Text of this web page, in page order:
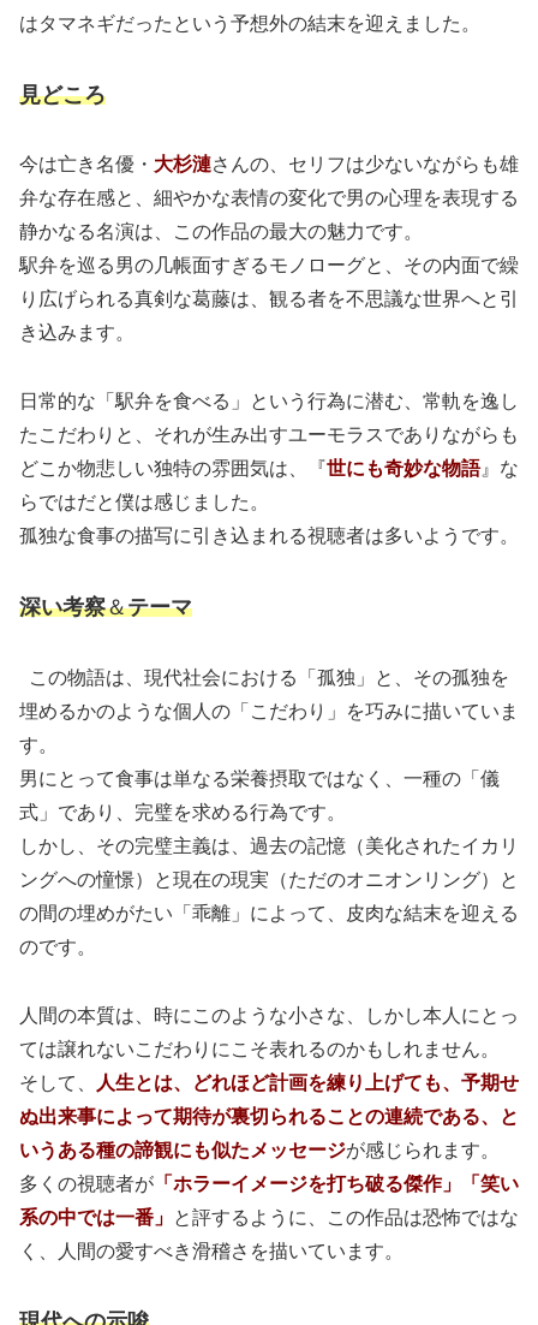
はタマネギだったという予想外の結末を迎えました。
見どころ
今は亡き名優・ 大杉漣さんの、セリフは少ないながらも雄
弁な存在感と、細やかな表情の変化で男の心理を表現する
静かなる名演は、この作品の最大の魅力です。
駅弁を巡る男の几帳面すぎるモノローグと、その内面で繰
り広げられる真剣な葛藤は、観る者を不思議な世界へと引
き込みます。
日常的な「駅弁を食べる」という行為に潜む、常軌を逸し
たこだわりと、それが生み出すユーモラスでありながらも
どこか物悲しい独特の雰囲気は、『世にも奇妙な物語』な
らではだと僕は感じました。
孤独な食事の描写に引き込まれる視聴者は多いようです。
深い考察＆テーマ
この物語は、現代社会における「孤独」と、その孤独を
埋めるかのような個人の「こだわり」を巧みに描いていま
す。
男にとって食事は単なる栄養摂取ではなく、一種の「儀
式」であり、完璧を求める行為です。
しかし、その完璧主義は、過去の記憶（美化されたイカリ
ングへの憧憬）と現在の現実（ただのオニオンリング）と
の間の埋めがたい「乖離」によって、皮肉な結末を迎える
のです。
人間の本質は、時にこのような小さな、しかし本人にとっ
ては譲れないこだわりにこそ表れるのかもしれません。
そして、
人生とは、どれほど計画を練り上げても、予期せ
ぬ出来事によって期待が裏切られることの連続である、と
いうある種の諦観にも似たメッセージが感じられます。
多くの視聴者が 「ホラーイメージを打ち破る傑作」「笑い
系の中では一番」
と評するように、この作品は恐怖ではな
く、人間の愛すべき滑稽さを描いています。
現代への示唆